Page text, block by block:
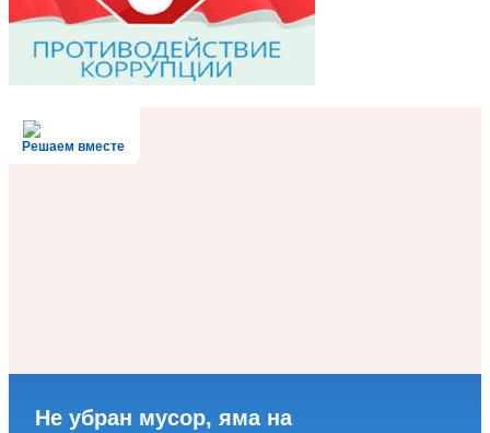
Решаем вместе
Не убран мусор, яма на